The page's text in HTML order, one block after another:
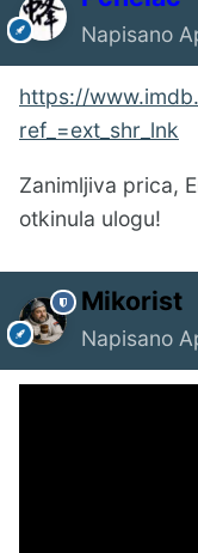
Napisano
https://
ref_=ext_shr_lnk
Zanimljiva prica,
otkinula ulogu!
Mikorist
Napisano